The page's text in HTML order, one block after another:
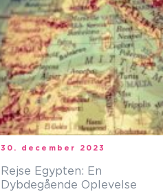
30. december 2023
Rejse Egypten: En
Dybdegående Oplevelse